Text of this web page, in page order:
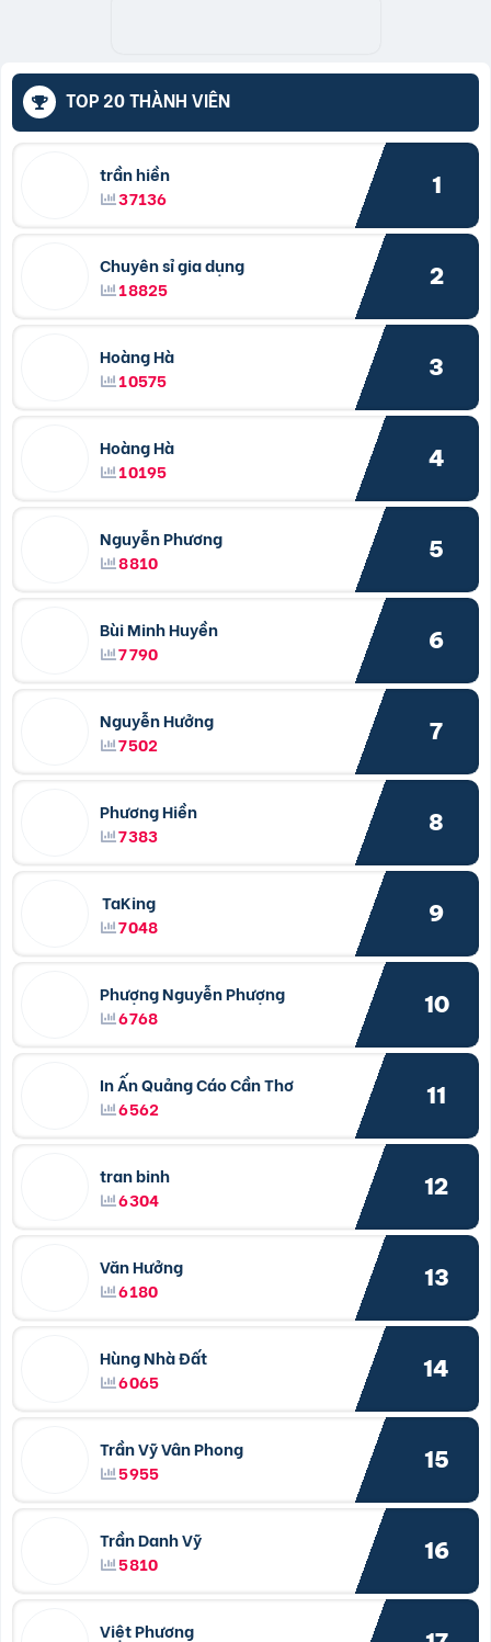
TOP 20 THÀNH VIÊN
trần hiền
37136
1
Chuyên sỉ gia dụng
18825
2
Hoàng Hà
10575
3
Hoàng Hà
10195
4
Nguyễn Phương
8810
5
Bùi Minh Huyền
7790
6
Nguyễn Hưởng
7502
7
Phương Hiền
7383
8
TaKing
7048
9
Phượng Nguyễn Phượng
6768
10
In Ấn Quảng Cáo Cần Thơ
6562
11
tran binh
6304
12
Văn Hưởng
6180
13
Hùng Nhà Đất
6065
14
Trần Vỹ Vân Phong
5955
15
Trần Danh Vỹ
5810
16
Việt Phương